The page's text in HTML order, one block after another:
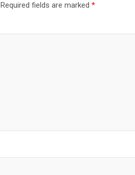
Required fields are marked *